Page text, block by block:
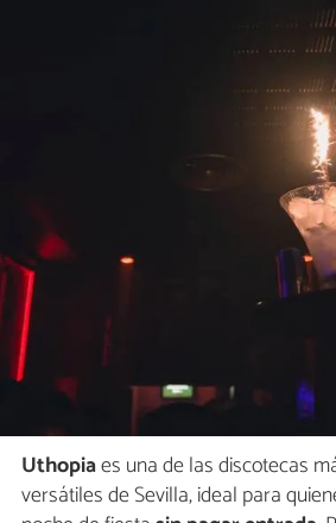
Uthopiaes una de las discotecas
versátiles de Sevilla, ideal para